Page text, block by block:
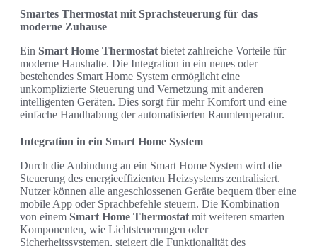
Smartes Thermostat mit Sprachsteuerung für das
moderne Zuhause
Ein Smart Home Thermostat bietet zahlreiche Vorteile für
moderne Haushalte. Die Integration in ein neues oder
bestehendes Smart Home System ermöglicht eine
unkomplizierte Steuerung und Vernetzung mit anderen
intelligenten Geräten. Dies sorgt für mehr Komfort und eine
einfache Handhabung der automatisierten Raumtemperatur.
Integration in ein Smart Home System
Durch die Anbindung an ein Smart Home System wird die
Steuerung des energieeffizienten Heizsystems zentralisiert.
Nutzer können alle angeschlossenen Geräte bequem über eine
mobile App oder Sprachbefehle steuern. Die Kombination
von einem Smart Home Thermostat mit weiteren smarten
Komponenten, wie Lichtsteuerungen oder
Sicherheitssystemen, steigert die Funktionalität des